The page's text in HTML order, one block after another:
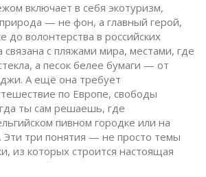
включает в себя экотуризм,
— не фон, а главный герой,
до волонтерства в российских
с пляжами мира, местами, где
а песок белее бумаги — от
А ещё она требует
по Европе, свободы
ты сам решаешь, где
пивном городке или на
. Эти три понятия — не просто темы
из которых строится настоящая